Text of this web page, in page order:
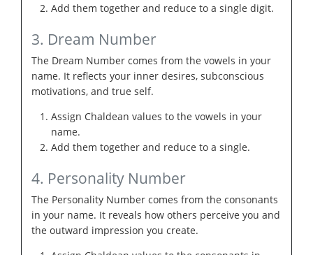
Add them together and reduce to a single digit.
3. Dream Number
The Dream Number comes from the vowels in your
name. It reflects your inner desires, subconscious
motivations, and true self.
Assign Chaldean values to the vowels in your
name.
Add them together and reduce to a single.
4. Personality Number
The Personality Number comes from the consonants
in your name. It reveals how others perceive you and
the outward impression you create.